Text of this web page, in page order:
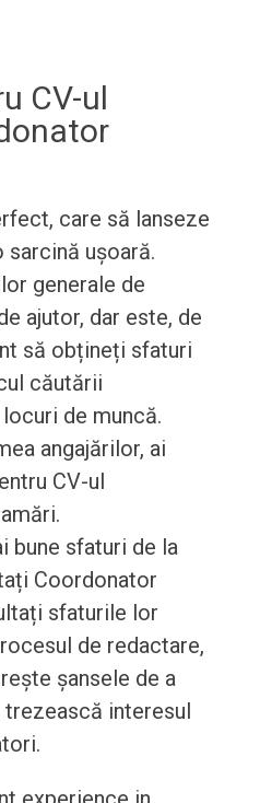
CV-ul
care să lanseze
sarcină ușoară.
generale de
ajutor, dar este, de
să obțineți sfaturi
căutării
de muncă.
angajărilor, ai
CV-ul
bune sfaturi de la
Coordonator
sfaturile lor
de redactare,
șansele de a
trezească interesul